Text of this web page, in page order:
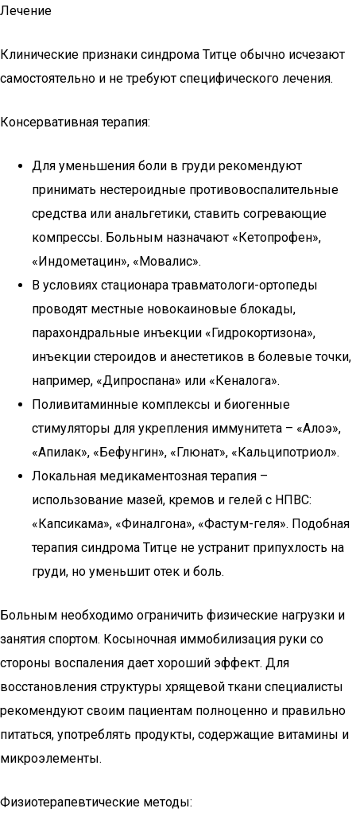
Лечение
Клинические признаки синдрома Титце обычно исчезают
самостоятельно и не требуют специфического лечения.
Консервативная терапия:
Для уменьшения боли в груди рекомендуют
принимать нестероидные противовоспалительные
средства или анальгетики, ставить согревающие
компрессы. Больным назначают «Кетопрофен»,
«Индометацин», «Мовалис».
В условиях стационара травматологи-ортопеды
проводят местные новокаиновые блокады,
парахондральные инъекции «Гидрокортизона»,
инъекции стероидов и анестетиков в болевые точки,
например, «Дипроспана» или «Кеналога».
Поливитаминные комплексы и биогенные
стимуляторы для укрепления иммунитета – «Алоэ»,
«Апилак», «Бефунгин», «Глюнат», «Кальципотриол».
Локальная медикаментозная терапия –
использование мазей, кремов и гелей с НПВС:
«Капсикама», «Финалгона», «Фастум-геля». Подобная
терапия синдрома Титце не устранит припухлость на
груди, но уменьшит отек и боль.
Больным необходимо ограничить физические нагрузки и
занятия спортом. Косыночная иммобилизация руки со
стороны воспаления дает хороший эффект. Для
восстановления структуры хрящевой ткани специалисты
рекомендуют своим пациентам полноценно и правильно
питаться, употреблять продукты, содержащие витамины и
микроэлементы.
Физиотерапевтические методы: